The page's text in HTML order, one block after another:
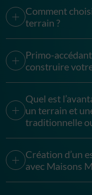
Comment
terrain ?
Primo-
construire
Quel est
un terrain et
traditionnelle
Création d’un
avec Maisons